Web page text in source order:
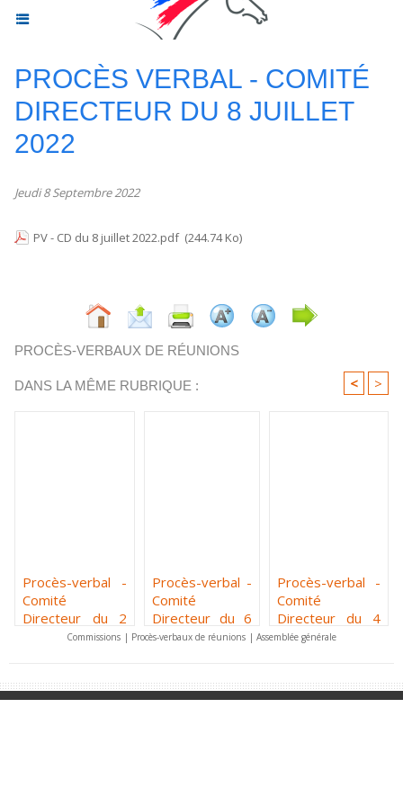
PROCÈS VERBAL - COMITÉ
DIRECTEUR DU 8 JUILLET
2022
Jeudi 8 Septembre 2022
PV - CD du 8 juillet 2022.pdf (244.74 Ko)
PROCÈS-VERBAUX DE RÉUNIONS
DANS LA MÊME RUBRIQUE : < >
Procès-verbal -
Comité
Directeur du 2
avril 2026
Procès-verbal -
Comité
Directeur du 6
février 2026
Procès-verbal -
Comité
Directeur du 4
décembre 2025
Commissions | Procès-verbaux de réunions | Assemblée générale